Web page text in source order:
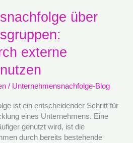
über
externe
/ Unternehmensnachfolge-Blog
ist ein entscheidender Schritt für
eines Unternehmens. Eine
genutzt wird, ist die
durch bereits bestehende